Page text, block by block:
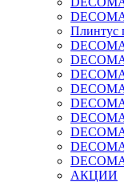
Плинтус
АКЦИИ